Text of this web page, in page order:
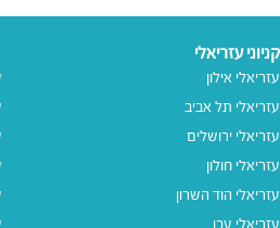
קניוני עזריאלי
עזריאלי אילון
עזריאלי תל אביב
עזריאלי ירושלים
עזריאלי חולון
עזריאלי הוד השרון
עזריאלי עכו